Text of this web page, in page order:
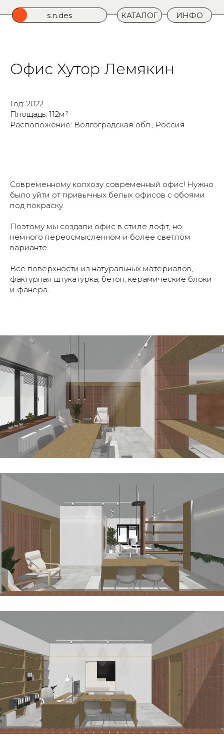
ИНФО
КАТАЛОГ
s.n.des
Офис Хутор Лемякин
Год: 2022
Площадь: 112м²
Расположение: Волгоградская обл., Россия
Современному колхозу современный офис! Нужно
было уйти от привычных белых офисов с обоями
под покраску.
Поэтому мы создали офис в стиле лофт, но
немного переосмысленном и более светлом
варианте.
Все поверхности из натуральных материалов,
фактурная штукатурка, бетон, керамические блоки
и фанера.